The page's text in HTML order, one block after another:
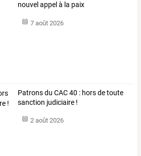
nouvel appel à la paix
7 août 2026
Patrons du CAC 40 : hors de toute
sanction judiciaire !
2 août 2026